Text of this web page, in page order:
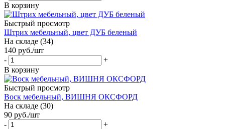
В корзину
Быстрый просмотр
Штрих мебельный, цвет ДУБ беленый
На складе (34)
140 руб./шт
-
+
В корзину
Быстрый просмотр
Воск мебельный, ВИШНЯ ОКСФОРД
На складе (30)
90 руб./шт
-
+